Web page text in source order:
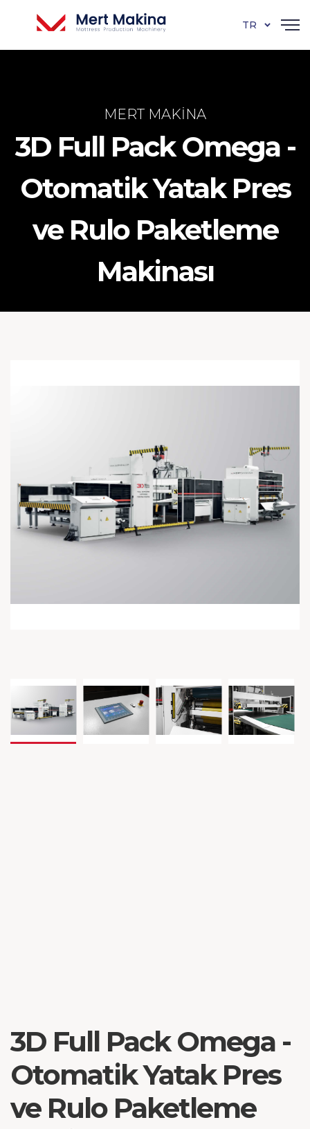
TR
MERT MAKINA
3D Full Pack Omega -
Otomatik Yatak Pres
ve Rulo Paketleme
Makinası
3D Full Pack Omega -
Otomatik Yatak Pres
ve Rulo Paketleme